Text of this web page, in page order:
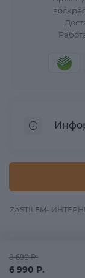
8 690 Р.
6 990 Р.
Информация
Оферта
Возврат
ZASTILEM-